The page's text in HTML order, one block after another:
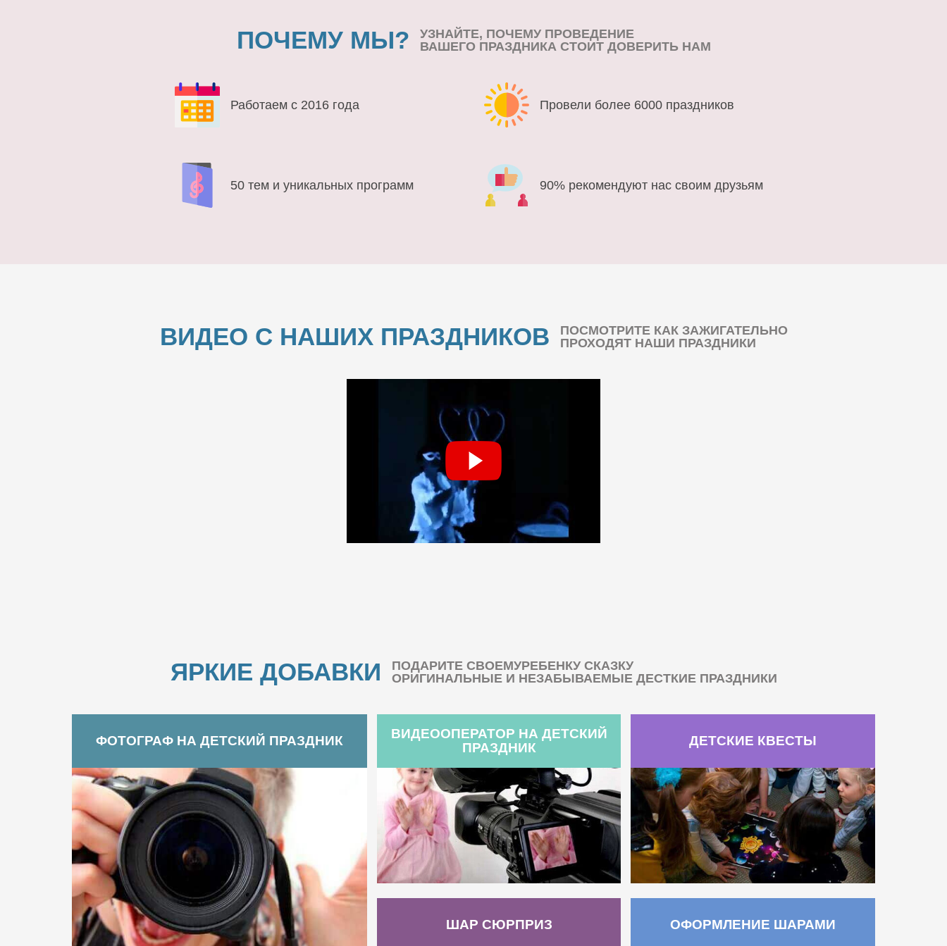
ПОЧЕМУ МЫ?
УЗНАЙТЕ, ПОЧЕМУ ПРОВЕДЕНИЕ
ВАШЕГО ПРАЗДНИКА СТОИТ ДОВЕРИТЬ НАМ
Работаем с 2016 года Провели более 6000 праздников
50 тем и уникальных программ 90% рекомендуют нас своим друзьям
ВИДЕО С НАШИХ ПРАЗДНИКОВ
ПОСМОТРИТЕ КАК ЗАЖИГАТЕЛЬНО
ПРОХОДЯТ НАШИ ПРАЗДНИКИ
ЯРКИЕ ДОБАВКИ
ПОДАРИТЕ СВОЕМУРЕБЕНКУ СКАЗКУ
ОРИГИНАЛЬНЫЕ И НЕЗАБЫВАЕМЫЕ ДЕСТКИЕ ПРАЗДНИКИ
ФОТОГРАФ НА ДЕТСКИЙ ПРАЗДНИК
ВИДЕООПЕРАТОР НА ДЕТСКИЙ
ПРАЗДНИК
ДЕТСКИЕ КВЕСТЫ
ШАР СЮРПРИЗ ОФОРМЛЕНИЕ ШАРАМИ